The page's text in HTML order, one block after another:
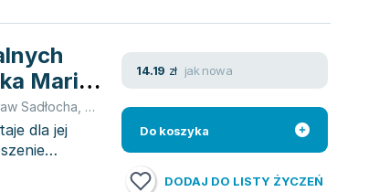
Maria,
Sadłocha Marcin Różycki,Elżbieta Stadtmuller,Maria
dla jej
14.19 zł jak nowa
Do koszyka
DODAJ DO LISTY ŻYCZEŃ